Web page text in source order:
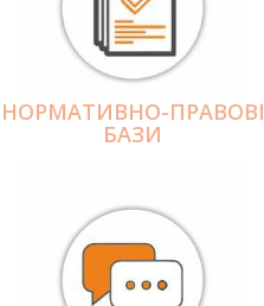
НОРМАТИВНО-ПРАВОВІ
БАЗИ